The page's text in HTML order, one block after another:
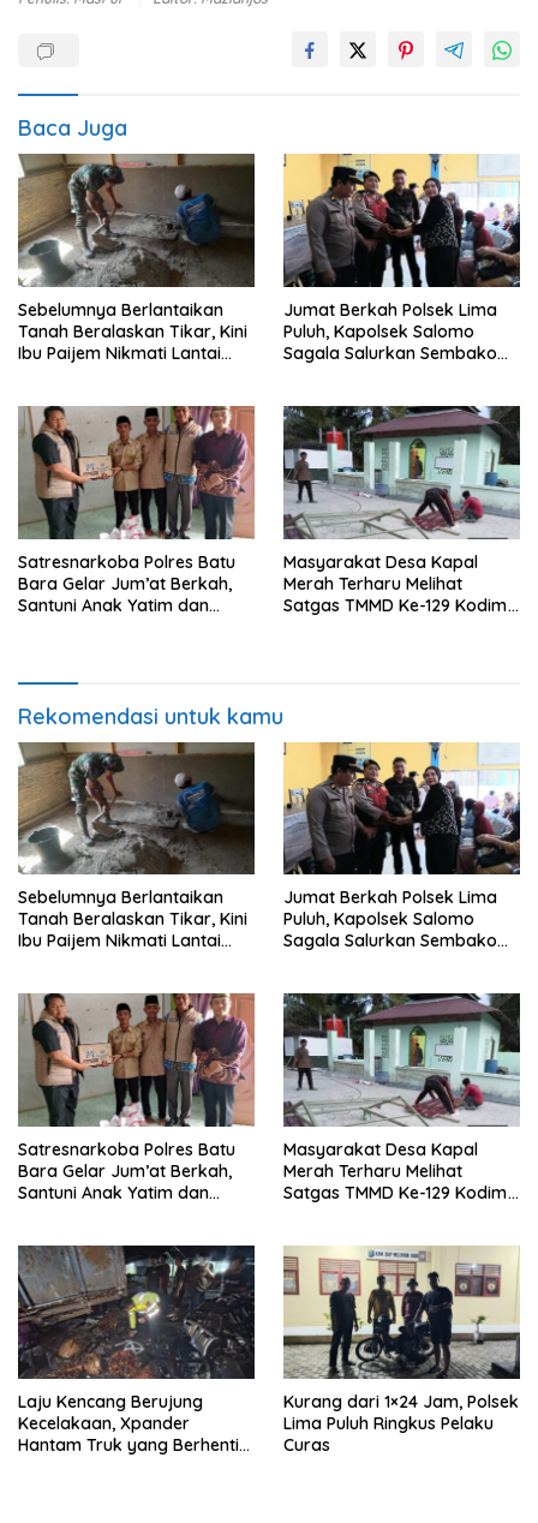
Baca Juga
Sebelumnya Berlantaikan
Tanah Beralaskan Tikar, Kini
Ibu Paijem Nikmati Lantai
0208/Asahan
Jumat Berkah Polsek Lima
Puluh, Kapolsek Salomo
Sagala Salurkan Sembako
Satresnarkoba Polres Batu
Bara Gelar Jum’at Berkah,
Santuni Anak Yatim dan
Masyarakat Desa Kapal
Merah Terharu Melihat
Satgas TMMD Ke-129 Kodim
Rekomendasi untuk kamu
Sebelumnya Berlantaikan
Tanah Beralaskan Tikar, Kini
Ibu Paijem Nikmati Lantai
0208/Asahan
Jumat Berkah Polsek Lima
Puluh, Kapolsek Salomo
Sagala Salurkan Sembako
Satresnarkoba Polres Batu
Bara Gelar Jum’at Berkah,
Santuni Anak Yatim dan
Masyarakat Desa Kapal
Merah Terharu Melihat
Satgas TMMD Ke-129 Kodim
Mushollah Al Maghribi
Laju Kencang Berujung
Kecelakaan, Xpander
Hantam Truk yang Berhenti
Kurang dari 1×24 Jam, Polsek
Lima Puluh Ringkus Pelaku
Curas